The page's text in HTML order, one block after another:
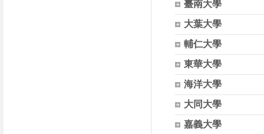
臺南大學
大葉大學
輔仁大學
東華大學
海洋大學
大同大學
嘉義大學